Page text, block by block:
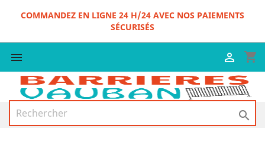
COMMANDEZ EN LIGNE 24 H/24 AVEC NOS PAIEMENTS
SÉCURISÉS
 shopping_cart

